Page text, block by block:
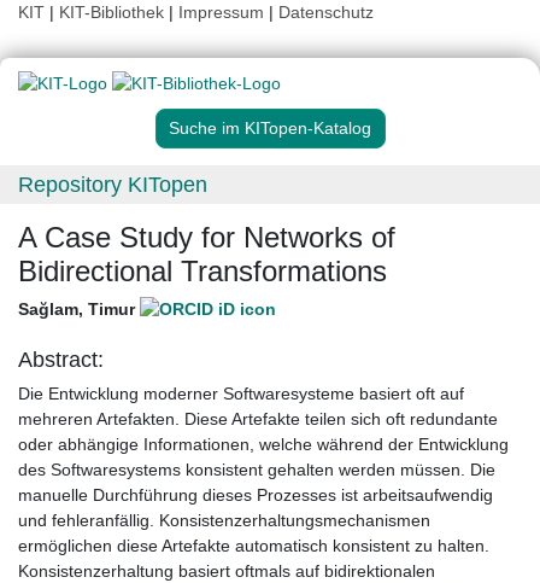
KIT | KIT-Bibliothek | Impressum | Datenschutz
Suche im KITopen-Katalog
Repository KITopen
A Case Study for Networks of
Bidirectional Transformations
Sağlam, Timur
Abstract:
Die Entwicklung moderner Softwaresysteme basiert oft auf
mehreren Artefakten. Diese Artefakte teilen sich oft redundante
oder abhängige Informationen, welche während der Entwicklung
des Softwaresystems konsistent gehalten werden müssen. Die
manuelle Durchführung dieses Prozesses ist arbeitsaufwendig
und fehleranfällig. Konsistenzerhaltungsmechanismen
ermöglichen diese Artefakte automatisch konsistent zu halten.
Konsistenzerhaltung basiert oftmals auf bidirektionalen